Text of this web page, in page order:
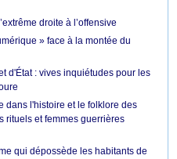
droite à l’offensive
» face à la montée du
d'État : vives inquiétudes pour les
dans l'histoire et le folklore des
rituels et femmes guerrières
qui dépossède les habitants de